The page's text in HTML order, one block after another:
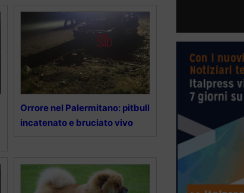
Orrore nel Palermitano: pitbull
incatenato e bruciato vivo